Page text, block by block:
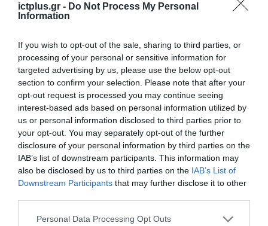
ictplus.gr - Do Not Process My Personal
Information
If you wish to opt-out of the sale, sharing to third parties, or
processing of your personal or sensitive information for
targeted advertising by us, please use the below opt-out
section to confirm your selection. Please note that after your
opt-out request is processed you may continue seeing
interest-based ads based on personal information utilized by
us or personal information disclosed to third parties prior to
your opt-out. You may separately opt-out of the further
disclosure of your personal information by third parties on the
IAB’s list of downstream participants. This information may
also be disclosed by us to third parties on the IAB’s List of
Downstream Participants that may further disclose it to other
Please note that this website/app uses one or more Google
Personal Data Processing Opt Outs